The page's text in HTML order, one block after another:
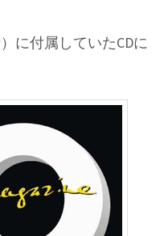
に付属していたCDに